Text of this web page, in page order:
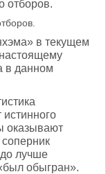
в текущем
в данном
оказывают
лучше
обыгран».